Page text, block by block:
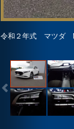
令和２年式 マツダ